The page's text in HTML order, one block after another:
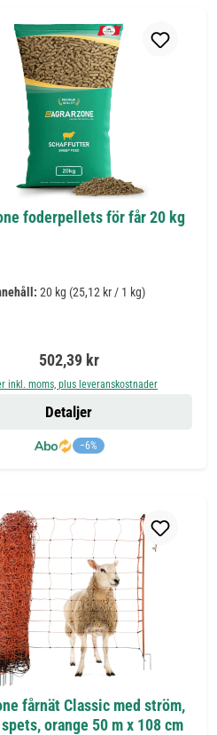
foderpellets för får 20 kg
20 kg (25,12 kr / 1 kg)
Ordinarie pris:
502,39 kr
inkl. moms, plus leveranskostnader
−6%
Detaljer
fårnät Classic med ström,
orange 50 m x 108 cm